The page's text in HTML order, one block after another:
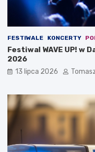
FESTIWALE KONCERTY
Festiwal WAVE UP! w
2026
13 lipca 2026